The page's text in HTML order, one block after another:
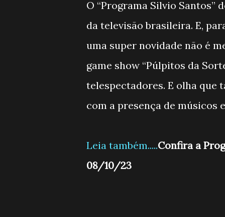
O “Programa Silvio Santos”
da televisão brasileira. E,
uma super novidade não é
game show “Púlpitos da
telespectadores. E olha que
com a presença de músicos
Leia também.....Confira a
08/10/23